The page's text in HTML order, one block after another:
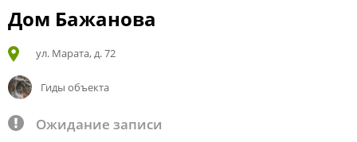
Дом Бажанова
ул. Марата, д. 72
Гиды объекта
Ожидание записи